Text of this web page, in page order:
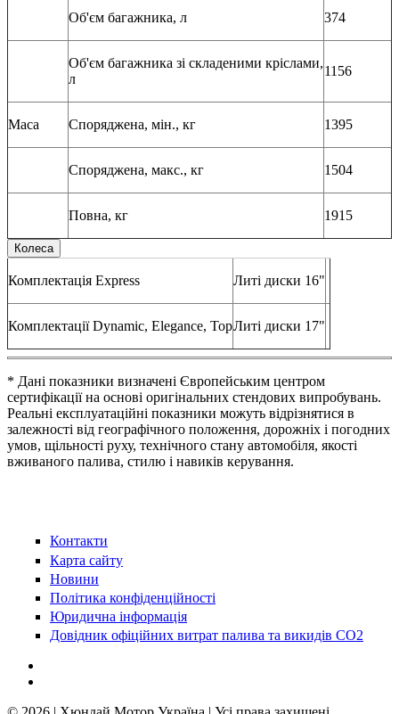
Об'єм багажника, л 374
Об'єм багажника зі складеними кріслами,
л
1156
Маса Споряджена, мін., кг 1395
Споряджена, макс., кг 1504
Повна, кг 1915
Колеса
Комплектація Express Литі диски 16"
Комплектації Dynamic, Elegance, TopЛиті диски 17"
* Дані показники визначені Європейським центром
сертифікації на основі оригінальних стендових випробувань.
Реальні експлуатаційні показники можуть відрізнятися в
залежності від географічного положення, дорожніх і погодних
умов, щільності руху, технічного стану автомобіля, якості
вживаного палива, стилю і навиків керування.
Контакти
Карта сайту
Новини
Політика конфіденційності
Юридична інформація
Довідник офіційних витрат палива та викидів СО2